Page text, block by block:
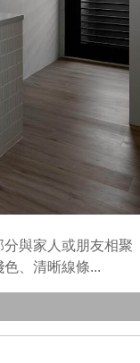
與家人或朋友相聚
、清晰線條...